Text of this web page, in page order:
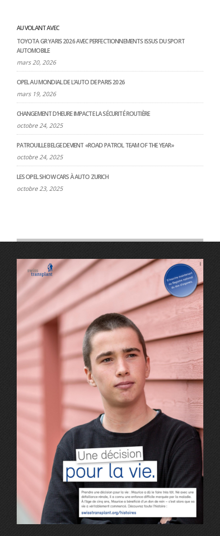
AU VOLANT AVEC
TOYOTA GR YARIS 2026 AVEC PERFECTIONNEMENTS ISSUS DU SPORT
AUTOMOBILE
mars 20, 2026
OPEL AU MONDIAL DE L’AUTO DE PARIS 2026
mars 19, 2026
CHANGEMENT D’HEURE IMPACTE LA SÉCURITÉ ROUTIÈRE
octobre 24, 2025
PATROUILLE BELGE DEVIENT «ROAD PATROL TEAM OF THE YEAR»
octobre 24, 2025
LES OPEL SHOW CARS À AUTO ZURICH
octobre 23, 2025